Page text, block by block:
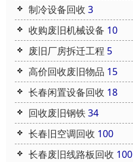
制冷设备回收 3
收购废旧机械设备 10
废旧厂房拆迁工程 5
高价回收废旧物品 15
长春闲置设备回收 18
回收废旧钢铁34
长春旧空调回收 100
长春废旧线路板回收 100